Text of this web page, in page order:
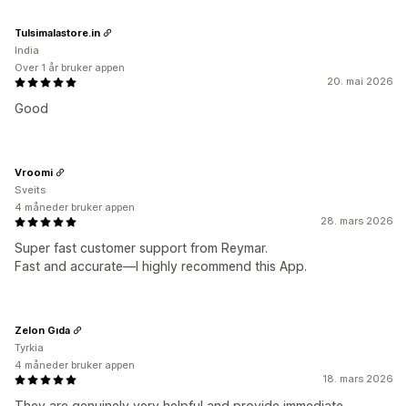
20. mai 2026
Good
Tulsimalastore.in
India
Over 1 år bruker appen
28. mars 2026
Super fast customer support from Reymar.
Fast and accurate—I highly recommend this App.
Vroomi
Sveits
4 måneder bruker appen
18. mars 2026
Zelon Gıda
Tyrkia
4 måneder bruker appen